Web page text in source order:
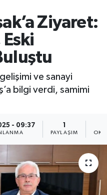
Ziyaret:
ve sanayi
bilgi verdi, samimi
- 09:37
PAYLAŞIM